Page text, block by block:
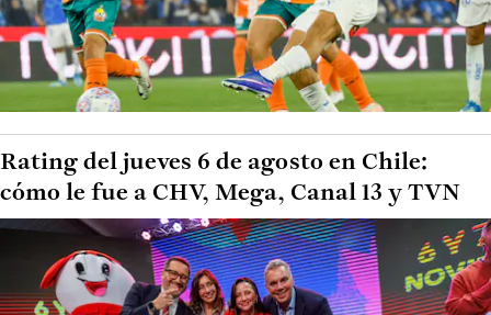
Rating del jueves 6 de agosto en Chile:
cómo le fue a CHV, Mega, Canal 13 y TVN